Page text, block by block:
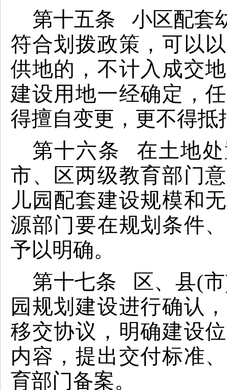
第十五条 小区配套
符合划拨政策，可以
供地的，不计入成交
建设用地一经确定，
得擅自变更，更不得抵
第十六条 在土地处
市、区两级教育部门
儿园配套建设规模和
源部门要在规划条件
予以明确。
第十七条 区、县(
园规划建设进行确认
移交协议，明确建设
内容，提出交付标准
育部门备案。